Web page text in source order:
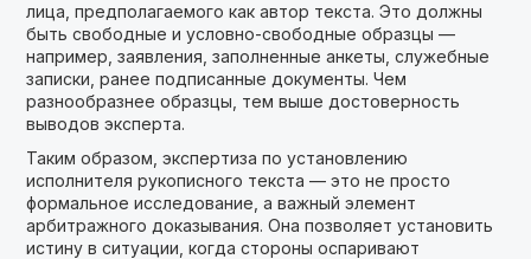
лица, предполагаемого как автор текста. Это должны
быть свободные и условно-свободные образцы —
например, заявления, заполненные анкеты, служебные
записки, ранее подписанные документы. Чем
разнообразнее образцы, тем выше достоверность
выводов эксперта.
Таким образом, экспертиза по установлению
исполнителя рукописного текста — это не просто
формальное исследование, а важный элемент
арбитражного доказывания. Она позволяет установить
истину в ситуации, когда стороны оспаривают